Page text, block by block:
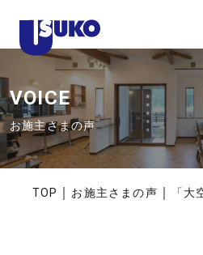
岡
東
部
の
注
文
VOICE
お施主さまの声
TOP ｜ お施主さまの声 ｜
「